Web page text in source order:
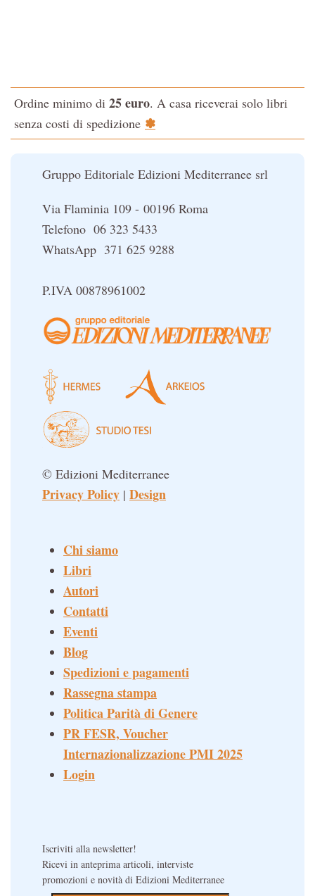
La Cabala
Il potere del serpente
Ordine minimo di 25 euro. A casa riceverai solo libri
senza costi di spedizione ✽
Gruppo Editoriale Edizioni Mediterranee srl
Via Flaminia 109 - 00196 Roma
Telefono 06 323 5433
WhatsApp 371 625 9288
P.IVA 00878961002
© Edizioni Mediterranee
Privacy Policy | Design
Chi siamo
Libri
Autori
Contatti
Eventi
Blog
Spedizioni e pagamenti
Rassegna stampa
Politica Parità di Genere
PR FESR, Voucher
Internazionalizzazione PMI 2025
Login
Iscriviti alla newsletter!
Ricevi in anteprima articoli, interviste
promozioni e novità di Edizioni Mediterranee